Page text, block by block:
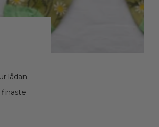
lådan.